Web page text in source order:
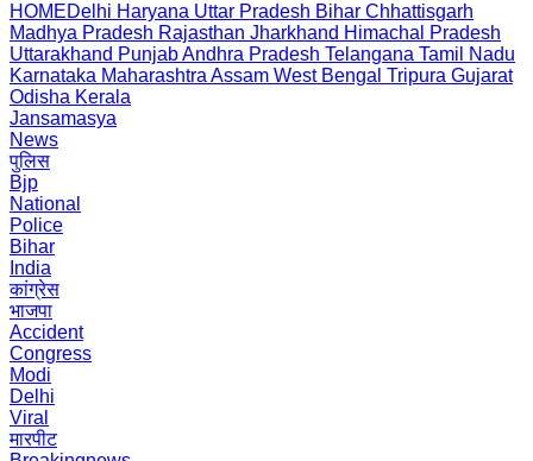
HOMEDelhi Haryana Uttar Pradesh Bihar Chhattisgarh
Madhya Pradesh Rajasthan Jharkhand Himachal Pradesh
Uttarakhand PunjabAndhra Pradesh Telangana Tamil Nadu
Karnataka Maharashtra Assam West Bengal Tripura Gujarat
Odisha Kerala
Jansamasya
News
पुलिस
Bjp
National
Police
Bihar
India
कांग्रेस
भाजपा
Accident
Congress
Modi
Delhi
Viral
मारपीट